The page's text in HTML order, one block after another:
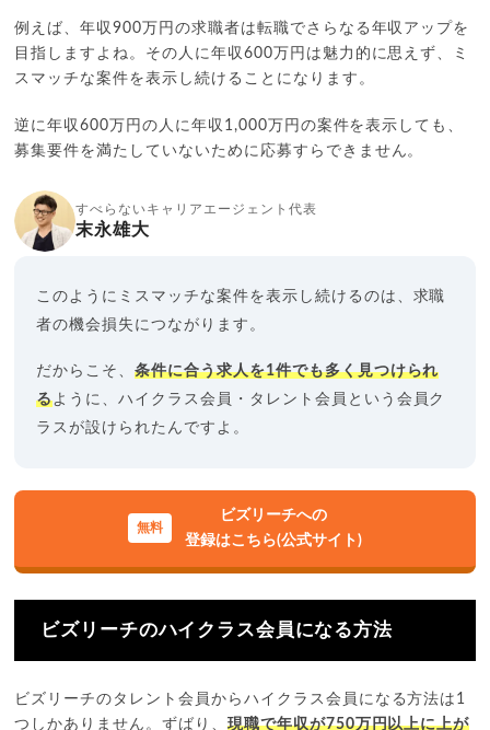
例えば、年収900万円の求職者は転職でさらなる年収アップを
目指しますよね。その人に年収600万円は魅力的に思えず、ミ
スマッチな案件を表示し続けることになります。
逆に年収600万円の人に年収1,000万円の案件を表示しても、
募集要件を満たしていないために応募すらできません。
すべらないキャリアエージェント代表
末永雄大
このようにミスマッチな案件を表示し続けるのは、求職
者の機会損失につながります。
だからこそ、条件に合う求人を1件でも多く見つけられ
るように、ハイクラス会員・タレント会員という会員ク
ラスが設けられたんですよ。
ビズリーチへの
登録はこちら(公式サイト)
ビズリーチのハイクラス会員になる方法
ビズリーチのタレント会員からハイクラス会員になる方法は1
つしかありません。ずばり、 現職で年収が750万円以上に上が